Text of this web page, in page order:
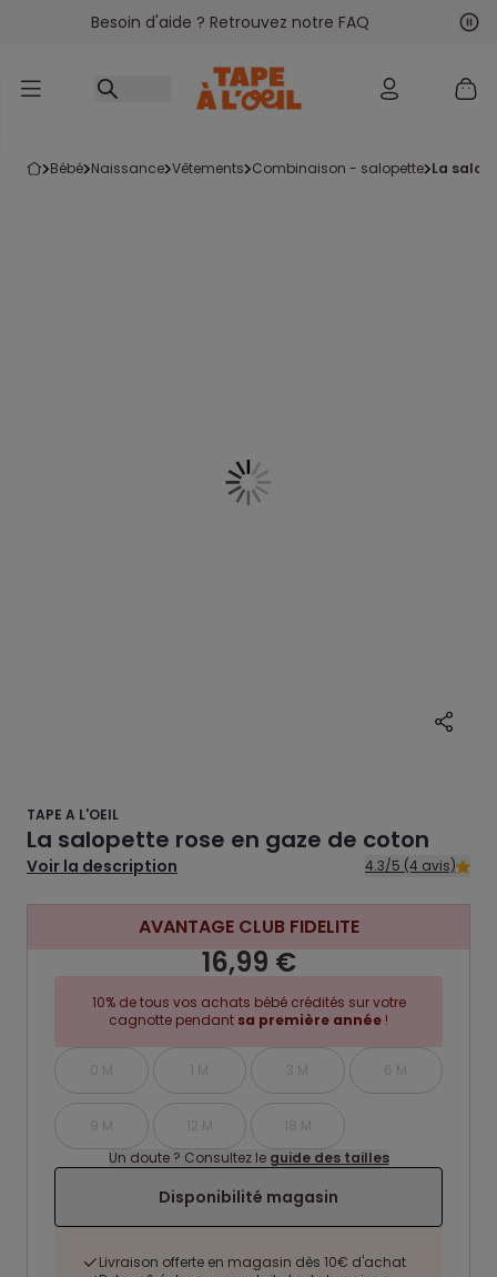
Accéder au contenu
Besoin d'aide ? Retrouvez notre FAQ
bébé naissance vêtements combinaison - salopette la
TAPE A L'OEIL
La salopette rose en gaze de coton
Voir la description 4.3/5 (4 avis)
AVANTAGE CLUB FIDELITE
16,99 €
10% de tous vos achats bébé crédités sur votre
cagnotte pendant sa première année !
0 M 1 M 3 M 6 M
9 M 12 M
18 M
Un doute ? Consultez le guide des tailles
Disponibilité magasin
Livraison offerte en magasin dès 10€ d'achat